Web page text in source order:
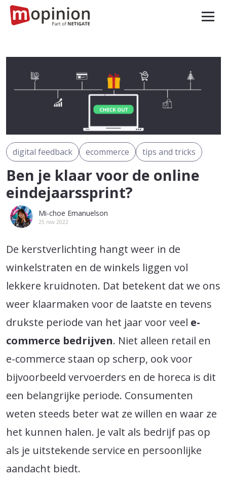
digital feedback ecommerce tips and tricks
Ben je klaar voor de online
eindejaarssprint?
Mi-choe Emanuelson
25 nov 2022
De kerstverlichting hangt weer in de
winkelstraten en de winkels liggen vol
lekkere kruidnoten. Dat betekent dat we ons
weer klaarmaken voor de laatste en tevens
drukste periode van het jaar voor veel e-
commerce bedrijven. Niet alleen retail en
e-commerce staan op scherp, ook voor
bijvoorbeeld vervoerders en de horeca is dit
een belangrijke periode. Consumenten
weten steeds beter wat ze willen en waar ze
het kunnen halen. Je valt als bedrijf pas op
als je uitstekende service en persoonlijke
aandacht biedt.